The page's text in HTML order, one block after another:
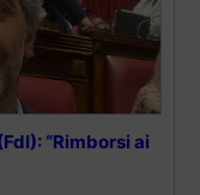
“Rimborsi ai